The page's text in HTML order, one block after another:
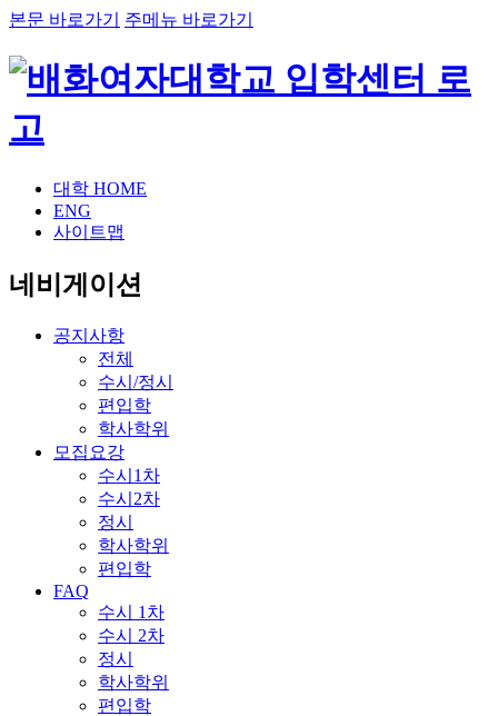
본문 바로가기 주메뉴 바로가기
대학 HOME
ENG
사이트맵
네비게이션
공지사항
전체
수시/정시
편입학
학사학위
모집요강
수시1차
수시2차
정시
학사학위
편입학
FAQ
수시 1차
수시 2차
정시
학사학위
편입학